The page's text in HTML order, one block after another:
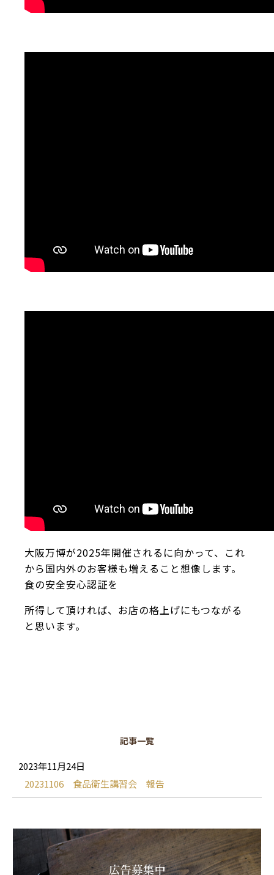
大阪万博が2025年開催されるに向かって、これ
から国内外のお客様も増えること想像します。
食の安全安心認証を
所得して頂ければ、お店の格上げにもつながる
と思います。
記事一覧
2023年11月24日
20231106 食品衛生講習会 報告